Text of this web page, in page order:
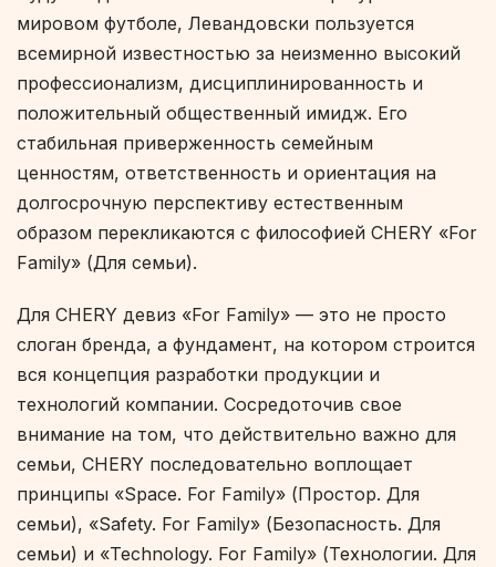
мировом футболе, Левандовски пользуется
всемирной известностью за неизменно высокий
профессионализм, дисциплинированность и
положительный общественный имидж. Его
стабильная приверженность семейным
ценностям, ответственность и ориентация на
долгосрочную перспективу естественным
образом перекликаются с философией CHERY «For
Family» (Для семьи).
Для CHERY девиз «For Family» — это не просто
слоган бренда, а фундамент, на котором строится
вся концепция разработки продукции и
технологий компании. Сосредоточив свое
внимание на том, что действительно важно для
семьи, CHERY последовательно воплощает
принципы «Space. For Family» (Простор. Для
семьи), «Safety. For Family» (Безопасность. Для
семьи) и «Technology. For Family» (Технологии. Для